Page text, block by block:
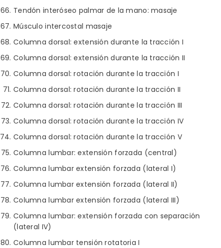
Tendón interóseo palmar de la mano: masaje
Músculo intercostal masaje
Columna dorsal: extensión durante la tracción I
Columna dorsal: extensión durante la tracción II
Columna dorsal: rotación durante la tracción I
Columna dorsal: rotación durante la tracción II
Columna dorsal: rotación durante la tracción III
Columna dorsal: rotación durante la tracción IV
Columna dorsal: rotación durante la tracción V
Columna lumbar: extensión forzada (central)
Columna lumbar extensión forzada (lateral I)
Columna lumbar extensión forzada (lateral II)
Columna lumbar extensión forzada (lateral III)
Columna lumbar: extensión forzada con separación
(lateral IV)
Columna lumbar tensión rotatoria I